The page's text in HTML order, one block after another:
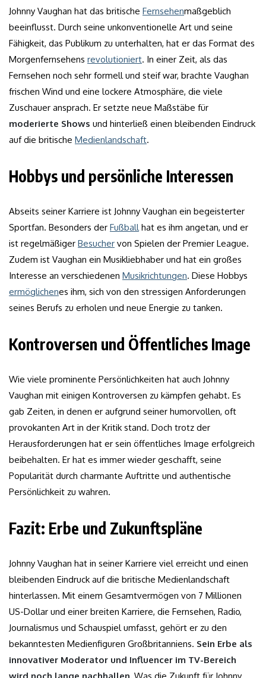
Johnny Vaughan hat das britische Fernsehenmaßgeblich
beeinflusst. Durch seine unkonventionelle Art und seine
Fähigkeit, das Publikum zu unterhalten, hat er das Format des
Morgenfernsehens revolutioniert. In einer Zeit, als das
Fernsehen noch sehr formell und steif war, brachte Vaughan
frischen Wind und eine lockere Atmosphäre, die viele
Zuschauer ansprach. Er setzte neue Maßstäbe für
moderierte Shows und hinterließ einen bleibenden Eindruck
auf die britische Medienlandschaft.
Hobbys und persönliche Interessen
Abseits seiner Karriere ist Johnny Vaughan ein begeisterter
Sportfan. Besonders der Fußballhat es ihm angetan, und er
ist regelmäßiger Besucher von Spielen der Premier League.
Zudem ist Vaughan ein Musikliebhaber und hat ein großes
Interesse an verschiedenen Musikrichtungen. Diese Hobbys
ermöglichenes ihm, sich von den stressigen Anforderungen
seines Berufs zu erholen und neue Energie zu tanken.
Kontroversen und Öffentliches Image
Wie viele prominente Persönlichkeiten hat auch Johnny
Vaughan mit einigen Kontroversen zu kämpfen gehabt. Es
gab Zeiten, in denen er aufgrund seiner humorvollen, oft
provokanten Art in der Kritik stand. Doch trotz der
Herausforderungen hat er sein öffentliches Image erfolgreich
beibehalten. Er hat es immer wieder geschafft, seine
Popularität durch charmante Auftritte und authentische
Persönlichkeit zu wahren.
Fazit: Erbe und Zukunftspläne
Johnny Vaughan hat in seiner Karriere viel erreicht und einen
bleibenden Eindruck auf die britische Medienlandschaft
hinterlassen. Mit einem Gesamtvermögen von 7 Millionen
US-Dollar und einer breiten Karriere, die Fernsehen, Radio,
Journalismus und Schauspiel umfasst, gehört er zu den
bekanntesten Medienfiguren Großbritanniens. Sein Erbe als
innovativer Moderator und Influencer im TV-Bereich